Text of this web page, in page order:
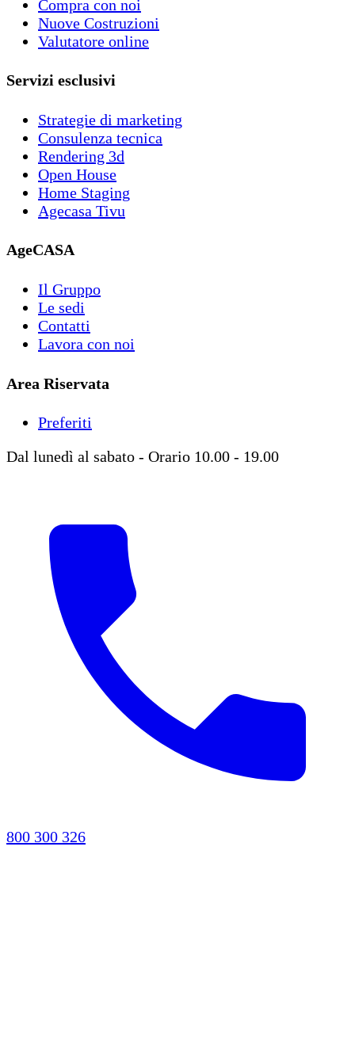
Compra con noi
Nuove Costruzioni
Valutatore online
Servizi esclusivi
Strategie di marketing
Consulenza tecnica
Rendering 3d
Open House
Home Staging
Agecasa Tivu
AgeCASA
Il Gruppo
Le sedi
Contatti
Lavora con noi
Area Riservata
Preferiti
Dal lunedì al sabato - Orario 10.00 - 19.00
800 300 326